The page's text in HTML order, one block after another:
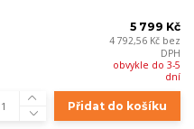
5 799 Kč
4 792,56 Kč bez
DPH
obvykle do 3-5
dní
Přidat do košíku